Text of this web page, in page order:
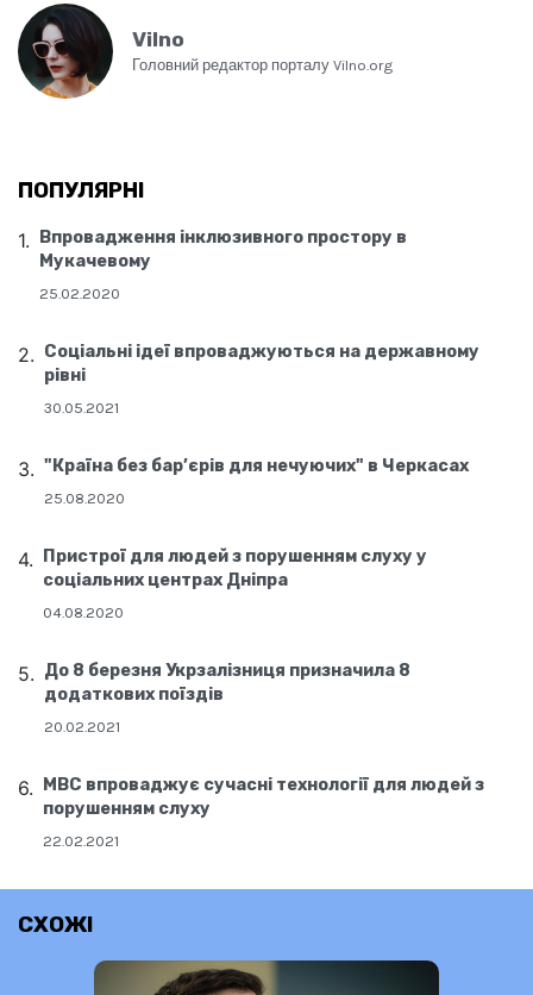
Vilno
Головний редактор порталу Vilno.org
ПОПУЛЯРНІ
Впровадження інклюзивного простору в
Мукачевому
25.02.2020
Соціальні ідеї впроваджуються на державному
рівні
30.05.2021
"Країна без бар’єрів для нечуючих" в Черкасах
25.08.2020
Пристрої для людей з порушенням слуху у
соціальних центрах Дніпра
04.08.2020
До 8 березня Укрзалізниця призначила 8
додаткових поїздів
20.02.2021
МВС впроваджує сучасні технології для людей з
порушенням слуху
22.02.2021
СХОЖІ